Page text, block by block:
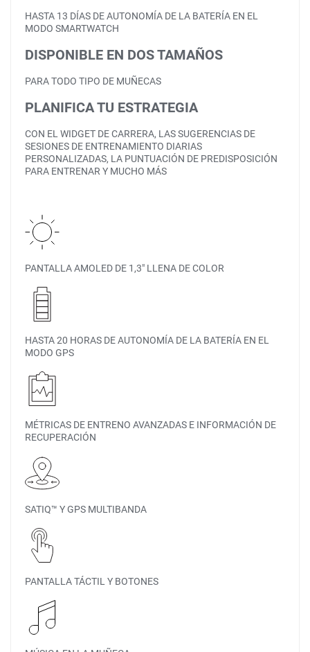
HASTA 13 DÍAS DE AUTONOMÍA DE LA BATERÍA EN EL
MODO SMARTWATCH
DISPONIBLE EN DOS TAMAÑOS
PARA TODO TIPO DE MUÑECAS
PLANIFICA TU ESTRATEGIA
CON EL WIDGET DE CARRERA, LAS SUGERENCIAS DE
SESIONES DE ENTRENAMIENTO DIARIAS
PERSONALIZADAS, LA PUNTUACIÓN DE PREDISPOSICIÓN
PARA ENTRENAR Y MUCHO MÁS
PANTALLA AMOLED DE 1,3″ LLENA DE COLOR
HASTA 20 HORAS DE AUTONOMÍA DE LA BATERÍA EN EL
MODO GPS
MÉTRICAS DE ENTRENO AVANZADAS E INFORMACIÓN DE
RECUPERACIÓN
SATIQ™ Y GPS MULTIBANDA
PANTALLA TÁCTIL Y BOTONES